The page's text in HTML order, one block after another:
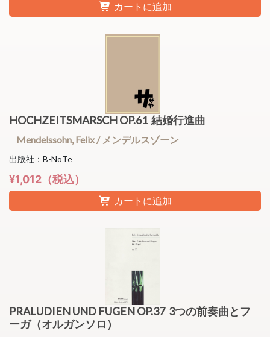
カートに追加
HOCHZEITSMARSCH OP.61 結婚行進曲
Mendelssohn, Felix / メンデルスゾーン
出版社：B-NoTe
¥1,012（税込）
カートに追加
PRALUDIEN UND FUGEN OP.37 3つの前奏曲とフ
ーガ（オルガンソロ）